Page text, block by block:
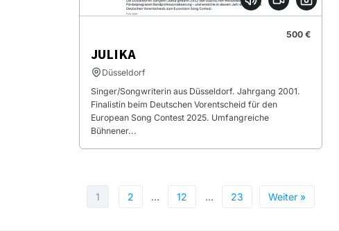
500 €
JULIKA
Düsseldorf
Singer/Songwriterin aus Düsseldorf. Jahrgang 2001.
Finalistin beim Deutschen Vorentscheid für den
European Song Contest 2025. Umfangreiche
Bühnener...
1 2 … 12 … 23 Weiter »